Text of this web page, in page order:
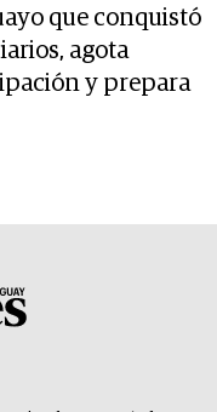
que conquistó
agota
y prepara